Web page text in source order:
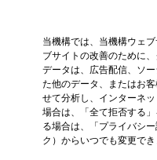
当機構では、当機構ウェ
ブサイトの改善のために
データは、広告配信、ソ
た他のデータ、またはお
せて分析し、インターネ
場合は、「全て拒否する
る場合は、「プライバシ
ク）からいつでも変更でき